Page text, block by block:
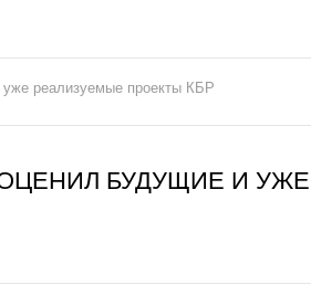
реализуемые проекты КБР
БУДУЩИЕ И УЖЕ